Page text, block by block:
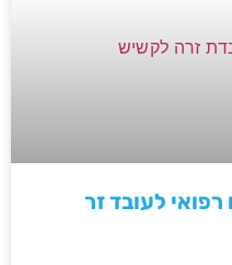
לעובד זר